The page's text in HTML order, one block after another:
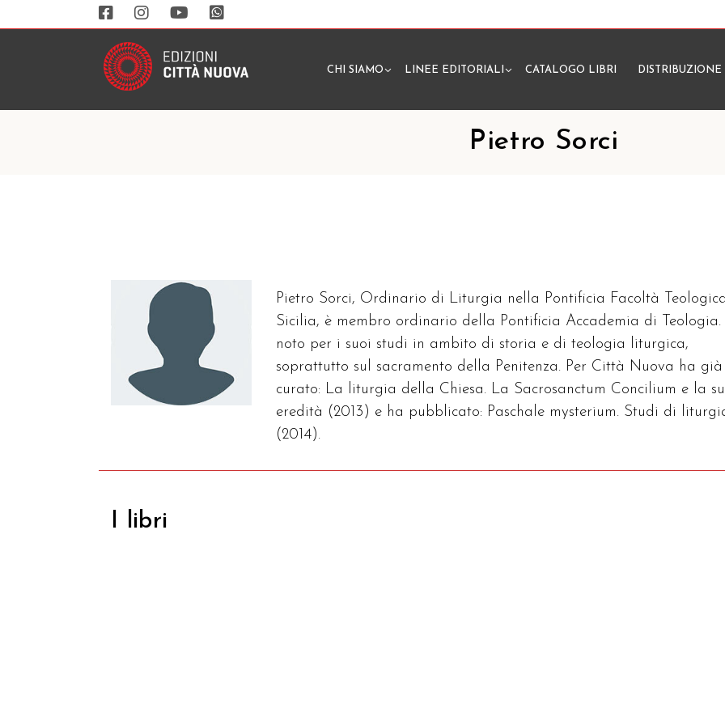
CHI SIAMO LINEE EDITORIALI CATALOGO LIBRI DISTRIBUZIONE
Pietro Sorci
Pietro Sorci, Ordinario di Liturgia nella Pontificia Facoltà
Sicilia, è membro ordinario della Pontificia Accademia di Teologia.
noto per i suoi studi in ambito di storia e di teologia liturgica,
soprattutto sul sacramento della Penitenza. Per Città Nuova ha già
curato: La liturgia della Chiesa. La Sacrosanctum Concilium e la
eredità (2013) e ha pubblicato: Paschale mysterium. Studi di
(2014).
I libri